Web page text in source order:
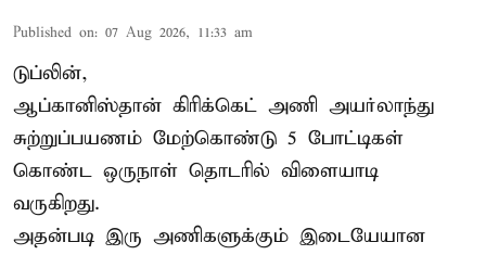
Published on: 07 Aug 2026, 11:33 am
டுப்லின்,
ஆப்கானிஸ்தான் கிரிக்கெட் அணி அயர்லாந்து
சுற்றுப்பயணம் மேற்கொண்டு 5 போட்டிகள்
கொண்ட ஒருநாள் தொடரில் விளையாடி
வருகிறது.
அதன்படி இரு அணிகளுக்கும் இடையேயான